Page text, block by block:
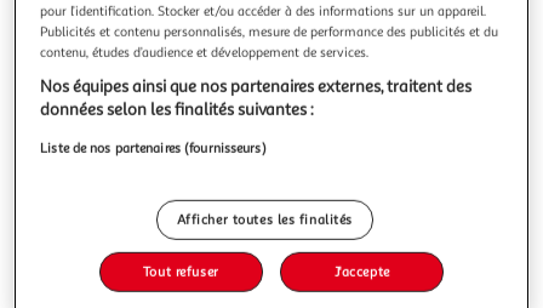
Choisir un magasin
Retrait 1h en magasin
Paiement en ligne ·Service offert
pour l’identification. Stocker et/ou accéder à des informations sur un appareil.
Publicités et contenu personnalisés, mesure de performance des publicités et du
contenu, études d’audience et développement de services.
Nos équipes ainsi que nos partenaires externes, traitent des
données selon les finalités suivantes :
Liste de nos partenaires (fournisseurs)
Afficher toutes les finalités
Tout refuser J'accepte